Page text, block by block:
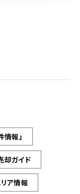
情報」
却ガイド
ア情報
ら